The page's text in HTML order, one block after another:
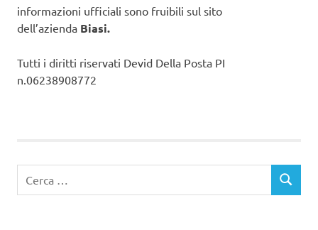
informazioni ufficiali sono fruibili sul sito
dell’azienda Biasi.
Tutti i diritti riservati Devid Della Posta PI
n.06238908772
per:
CERCA